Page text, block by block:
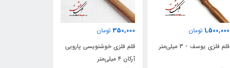
350,000 تومان
قلم فلزی خوشنویسی پارویی
220,000 تومان
قلم نی دزفولی وحشی
(تراشیده)